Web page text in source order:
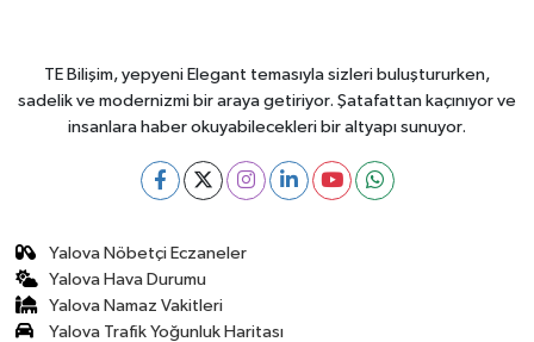
TE Bilişim, yepyeni Elegant temasıyla sizleri buluştururken,
sadelik ve modernizmi bir araya getiriyor. Şatafattan kaçınıyor ve
insanlara haber okuyabilecekleri bir altyapı sunuyor.
Yalova Nöbetçi Eczaneler
Yalova Hava Durumu
Yalova Namaz Vakitleri
Yalova Trafik Yoğunluk Haritası